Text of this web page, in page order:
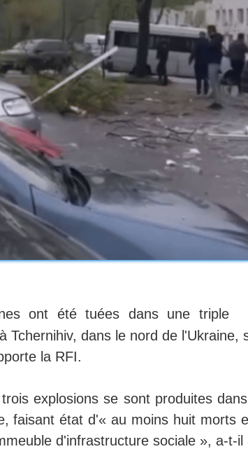
ont été tuées dans une triple
Tchernihiv, dans le nord de l'Ukraine,
la RFI.
explosions se sont produites
faisant état d'« au moins huit morts
d'infrastructure sociale », a-t-il